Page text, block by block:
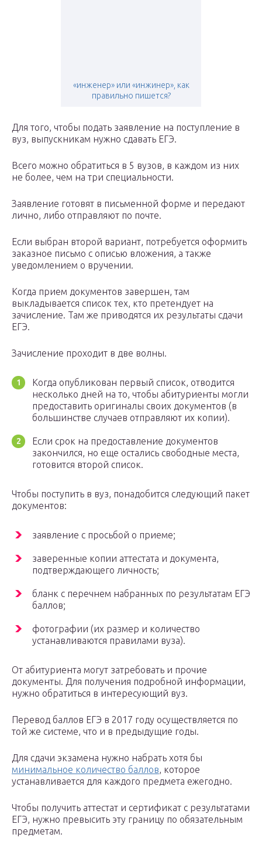
«инженер» или «инжинер», как
правильно пишется?
Для того, чтобы подать заявление на поступление в
вуз, выпускникам нужно сдавать ЕГЭ.
Всего можно обратиться в 5 вузов, в каждом из них
не более, чем на три специальности.
Заявление готовят в письменной форме и передают
лично, либо отправляют по почте.
Если выбран второй вариант, потребуется оформить
заказное письмо с описью вложения, а также
уведомлением о вручении.
Когда прием документов завершен, там
выкладывается список тех, кто претендует на
зачисление. Там же приводятся их результаты сдачи
ЕГЭ.
Зачисление проходит в две волны.
Когда опубликован первый список, отводится
несколько дней на то, чтобы абитуриенты могли
предоставить оригиналы своих документов (в
большинстве случаев отправляют их копии).
Если срок на предоставление документов
закончился, но еще остались свободные места,
готовится второй список.
Чтобы поступить в вуз, понадобится следующий пакет
документов:
заявление с просьбой о приеме;
заверенные копии аттестата и документа,
подтверждающего личность;
бланк с перечнем набранных по результатам ЕГЭ
баллов;
фотографии (их размер и количество
устанавливаются правилами вуза).
От абитуриента могут затребовать и прочие
документы. Для получения подробной информации,
нужно обратиться в интересующий вуз.
Перевод баллов ЕГЭ в 2017 году осуществляется по
той же системе, что и в предыдущие годы.
Для сдачи экзамена нужно набрать хотя бы
минимальное количество баллов, которое
устанавливается для каждого предмета ежегодно.
Чтобы получить аттестат и сертификат с результатами
ЕГЭ, нужно превысить эту границу по обязательным
предметам.